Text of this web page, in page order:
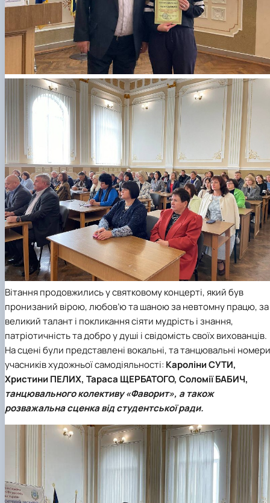
Вітання продовжились у святковому концерті, який був
пронизаний вірою, любов’ю та шаною за невтомну працю, за
великий талант і покликання сіяти мудрість і знання,
патріотичність та добро у душі і свідомість своїх вихованців.
На сцені були представлені вокальні, та танцювальні номери
учасників художньої самодіяльності: Кароліни СУТИ,
Христини ПЕЛИХ, Тараса ЩЕРБАТОГО, Соломії БАБИЧ,
танцювального колективу«Фаворит», а також
розважальна сценка від студентської ради.